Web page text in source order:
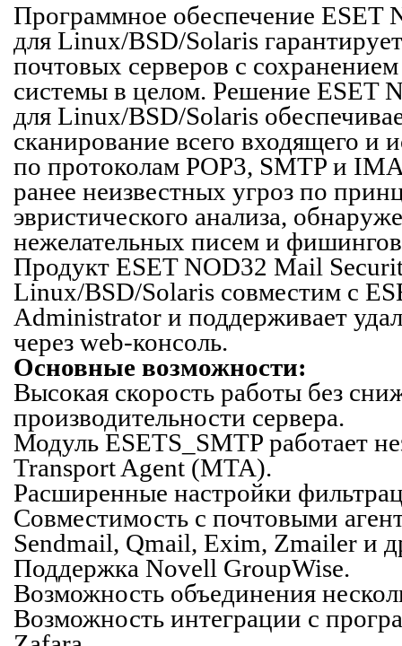
Программное обеспечение ESET
для Linux/BSD/Solaris
почтовых серверов с
системы в целом. Решение ESET
для Linux/BSD/Solaris
сканирование всего входящего и
по протоколам POP3, SMTP и
ранее неизвестных угроз по
эвристического анализа,
нежелательных писем и
Продукт ESET NOD32 Mail
Linux/BSD/Solaris совместим с
Administrator и поддерживает
через web-консоль.
Основные возможности:
Высокая скорость работы без
производительности сервера.
Модуль ESETS_SMTP работает
Transport Agent (MTA).
Расширенные настройки
Совместимость с почтовыми
Sendmail, Qmail, Exim, Zmailer и
Поддержка Novell GroupWise.
Возможность объединения
Возможность интеграции с